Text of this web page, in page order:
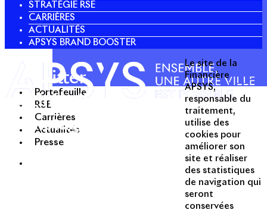
Portefeuille
RSE
Carrières
Actualités
Presse
STRATÉGIE RSE
CARRIÈRES
ACTUALITÉS
APSYS BRAND BOOSTER
Acteur passionné de la ville depuis
1996, Apsys conçoit, réalise, anime
à forte valeur ajoutée dans toutes
Twitter
Linkedin
Instagram
Le site de la
Financière
APSYS,
responsable du
traitement,
utilise des
cookies pour
améliorer son
site et réaliser
des statistiques
de navigation qui
seront
conservées